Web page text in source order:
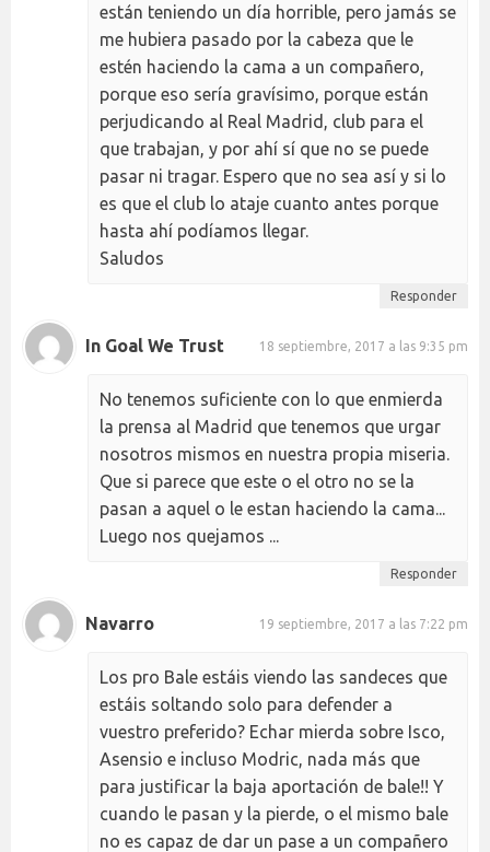
están teniendo un día horrible, pero jamás se
me hubiera pasado por la cabeza que le
estén haciendo la cama a un compañero,
porque eso sería gravísimo, porque están
perjudicando al Real Madrid, club para el
que trabajan, y por ahí sí que no se puede
pasar ni tragar. Espero que no sea así y si lo
es que el club lo ataje cuanto antes porque
hasta ahí podíamos llegar.
Saludos
Responder
In Goal We Trust 18 septiembre, 2017 a las 9:35 pm
No tenemos suficiente con lo que enmierda
la prensa al Madrid que tenemos que urgar
nosotros mismos en nuestra propia miseria.
Que si parece que este o el otro no se la
pasan a aquel o le estan haciendo la cama...
Luego nos quejamos ...
Responder
Navarro 19 septiembre, 2017 a las 7:22 pm
Los pro Bale estáis viendo las sandeces que
estáis soltando solo para defender a
vuestro preferido? Echar mierda sobre Isco,
Asensio e incluso Modric, nada más que
para justificar la baja aportación de bale!! Y
cuando le pasan y la pierde, o el mismo bale
no es capaz de dar un pase a un compañero